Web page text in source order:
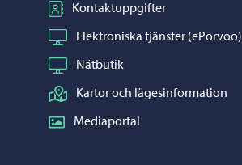
Kontaktuppgifter
Elektroniska tjänster (ePorvoo)
Nätbutik
Kartor och lägesinformation
Mediaportal